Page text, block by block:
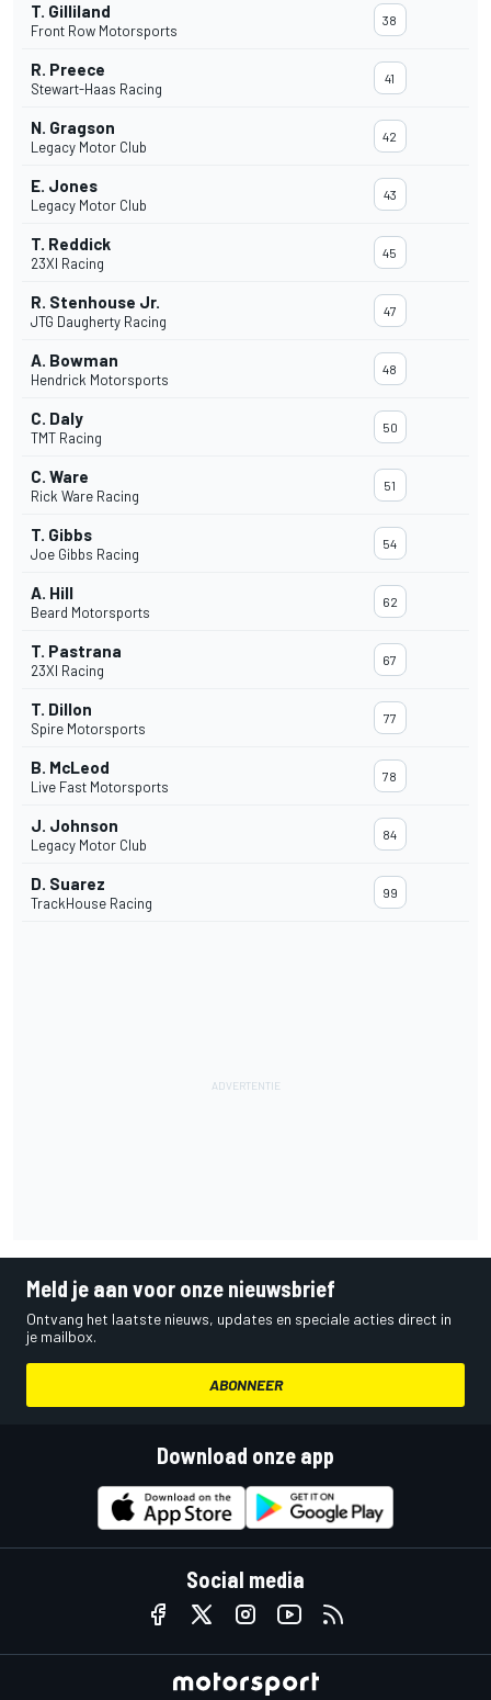
T. Gilliland
Front Row Motorsports
38
R. Preece
Stewart-Haas Racing
41
N. Gragson
Legacy Motor Club
42
E. Jones
Legacy Motor Club
43
T. Reddick
23XI Racing
45
R. Stenhouse Jr.
JTG Daugherty Racing
47
A. Bowman
Hendrick Motorsports
48
C. Daly
TMT Racing
50
C. Ware
Rick Ware Racing
51
T. Gibbs
Joe Gibbs Racing
54
A. Hill
Beard Motorsports
62
T. Pastrana
23XI Racing
67
T. Dillon
Spire Motorsports
77
B. McLeod
Live Fast Motorsports
78
J. Johnson
Legacy Motor Club
84
D. Suarez
TrackHouse Racing
99
Meld je aan voor onze nieuwsbrief
Ontvang het laatste nieuws, updates en speciale acties direct in
je mailbox.
ABONNEER
Download onze app
Social media